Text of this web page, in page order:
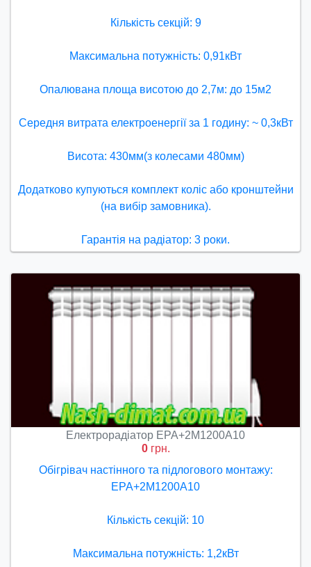
Кількість секцій: 9
Максимальна потужність: 0,91кВт
Опалювана площа висотою до 2,7м: до 15м2
Середня витрата електроенергії за 1 годину: ~ 0,3кВт
Висота: 430мм(з колесами 480мм)
Додатково купуються комплект коліс або кронштейни
(на вибір замовника).
Гарантія на радіатор: 3 роки.
Електрорадіатор ЕРА+2М1200А10
0грн.
Обігрівач настінного та підлогового монтажу:
ЕРА+2М1200А10
Кількість секцій: 10
Максимальна потужність: 1,2кВт